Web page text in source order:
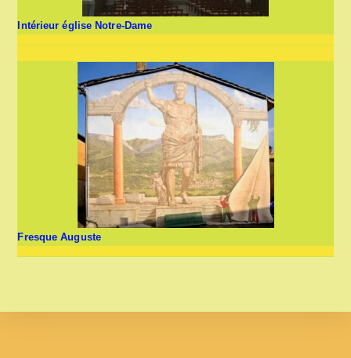
Intérieur église Notre-Dame
Fresque Auguste